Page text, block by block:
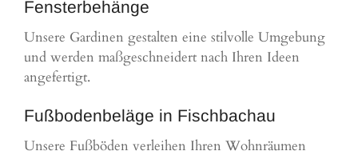
Fensterbehänge
Unsere Gardinen gestalten eine stilvolle Umgebung
und werden maßgeschneidert nach Ihren Ideen
angefertigt.
Fußbodenbeläge in Fischbachau
Unsere Fußböden verleihen Ihren Wohnräumen